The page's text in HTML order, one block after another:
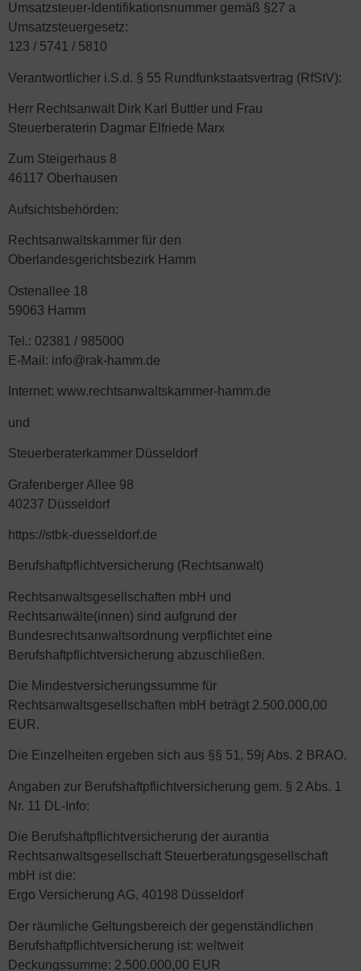
Umsatzsteuer-Identifikationsnummer gemäß §27 a
Umsatzsteuergesetz:
123 / 5741 / 5810
Verantwortlicher i.S.d. § 55 Rundfunkstaatsvertrag (RfStV):
Herr Rechtsanwalt Dirk Karl Buttler und Frau
Steuerberaterin Dagmar Elfriede Marx
Zum Steigerhaus 8
46117 Oberhausen
Aufsichtsbehörden:
Rechtsanwaltskammer für den
Oberlandesgerichtsbezirk Hamm
Ostenallee 18
59063 Hamm
Tel.: 02381 / 985000
E-Mail: info@rak-hamm.de
Internet: www.rechtsanwaltskammer-hamm.de
und
Steuerberaterkammer Düsseldorf
Grafenberger Allee 98
40237 Düsseldorf
https://stbk-duesseldorf.de
Berufshaftpflichtversicherung (Rechtsanwalt)
Rechtsanwaltsgesellschaften mbH und
Rechtsanwälte(innen) sind aufgrund der
Bundesrechtsanwaltsordnung verpflichtet eine
Berufshaftpflichtversicherung abzuschließen.
Die Mindestversicherungssumme für
Rechtsanwaltsgesellschaften mbH beträgt 2.500.000,00
EUR.
Die Einzelheiten ergeben sich aus §§ 51, 59j Abs. 2 BRAO.
Angaben zur Berufshaftpflichtversicherung gem. § 2 Abs. 1
Nr. 11 DL-Info:
Die Berufshaftpflichtversicherung der aurantia
Rechtsanwaltsgesellschaft Steuerberatungsgesellschaft
mbH ist die:
Ergo Versicherung AG, 40198 Düsseldorf
Der räumliche Geltungsbereich der gegenständlichen
Berufshaftpflichtversicherung ist: weltweit
Deckungssumme: 2.500.000,00 EUR